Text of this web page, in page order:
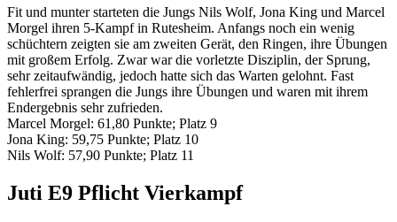
Fit und munter starteten die Jungs Nils Wolf, Jona King und Marcel
Morgel ihren 5-Kampf in Rutesheim. Anfangs noch ein wenig
schüchtern zeigten sie am zweiten Gerät, den Ringen, ihre Übungen
mit großem Erfolg. Zwar war die vorletzte Disziplin, der Sprung,
sehr zeitaufwändig, jedoch hatte sich das Warten gelohnt. Fast
fehlerfrei sprangen die Jungs ihre Übungen und waren mit ihrem
Endergebnis sehr zufrieden.
Marcel Morgel: 61,80 Punkte; Platz 9
Jona King: 59,75 Punkte; Platz 10
Nils Wolf: 57,90 Punkte; Platz 11
Juti E9 Pflicht Vierkampf